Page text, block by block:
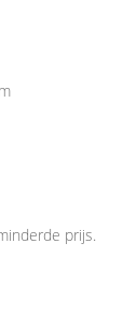
prijs.